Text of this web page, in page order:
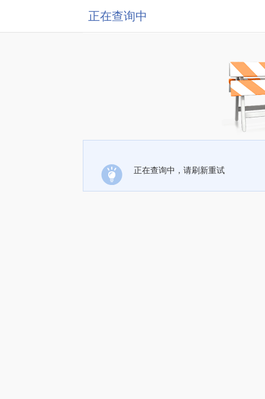
正在查询中
正在查询中，请刷新重试